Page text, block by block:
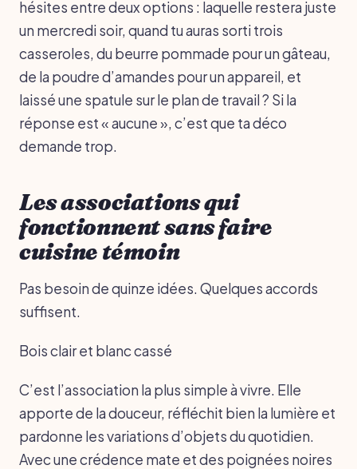
hésites entre deux options : laquelle restera juste
un mercredi soir, quand tu auras sorti trois
casseroles, du beurre pommade pour un gâteau,
de la poudre d’amandes pour un appareil, et
laissé une spatule sur le plan de travail ? Si la
réponse est « aucune », c’est que ta déco
demande trop.
Les associations qui
fonctionnent sans faire
cuisine témoin
Pas besoin de quinze idées. Quelques accords
suffisent.
Bois clair et blanc cassé
C’est l’association la plus simple à vivre. Elle
apporte de la douceur, réfléchit bien la lumière et
pardonne les variations d’objets du quotidien.
Avec une crédence mate et des poignées noires